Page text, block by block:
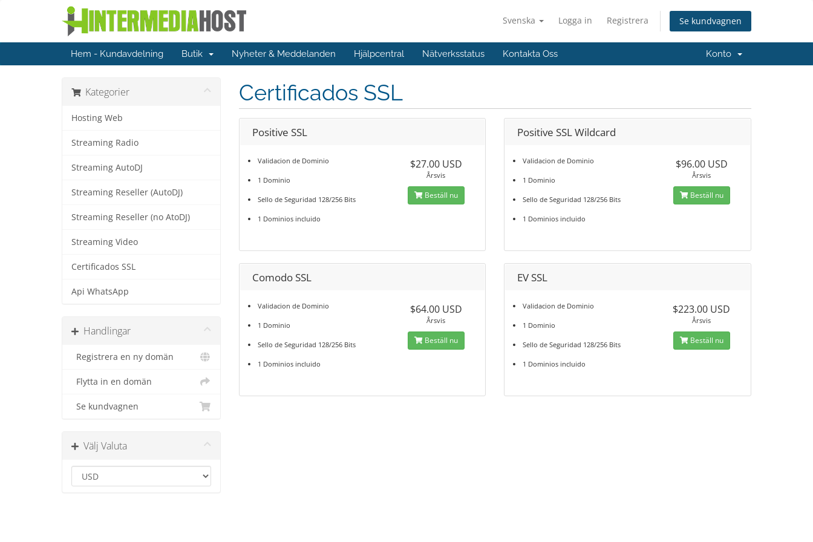
Svenska Logga in Registrera Se kundvagnen
Hem - Kundavdelning Butik Nyheter & Meddelanden Hjälpcentral Nätverksstatus Kontakta Oss Konto
Kategorier
Hosting Web
Streaming Radio
Streaming AutoDJ
Streaming Reseller (AutoDJ)
Streaming Reseller (no AtoDJ)
Streaming Video
Certificados SSL
Api WhatsApp
Handlingar
Registrera en ny domän
Flytta in en domän
Se kundvagnen
Välj Valuta
Certificados SSL
Positive SSL
Validacion de Dominio
1 Dominio
Sello de Seguridad 128/256 Bits
1 Dominios incluido
$27.00 USD
Årsvis
Beställ nu
Positive SSL Wildcard
Validacion de Dominio
1 Dominio
Sello de Seguridad 128/256 Bits
1 Dominios incluido
$96.00 USD
Årsvis
Beställ nu
Comodo SSL
Validacion de Dominio
1 Dominio
Sello de Seguridad 128/256 Bits
1 Dominios incluido
$64.00 USD
Årsvis
Beställ nu
EV SSL
Validacion de Dominio
1 Dominio
Sello de Seguridad 128/256 Bits
1 Dominios incluido
$223.00 USD
Årsvis
Beställ nu